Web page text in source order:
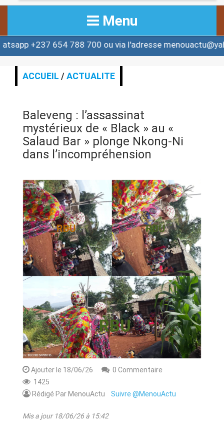
Menu
ACCUEIL
ACTUALITE
ANNONCE
ASSAINISSEMENT
BREAKING-NEWS
CAMEROUN
788 700 ou via l'adresse menouactu@yahoo.com
ACCUEIL /ACTUALITE
Baleveng : l’assassinat
mystérieux de « Black » au «
Salaud Bar » plonge Nkong-Ni
dans l’incompréhension
Ajouter le 18/06/26
0 Commentaire
1425
Rédigé Par MenouActu Suivre @MenouActu
Mis a jour 18/06/26 à 15:42